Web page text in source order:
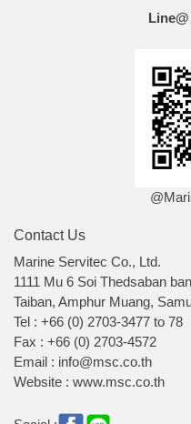
Contact Us
Marine Servitec Co., Ltd.
1111 Mu 6 Soi Thedsaban
Taiban, Amphur Muang,
Tel : +66 (0) 2703-3477 to 78
Fax : +66 (0) 2703-4572
Email : info@msc.co.th
Website : www.msc.co.th